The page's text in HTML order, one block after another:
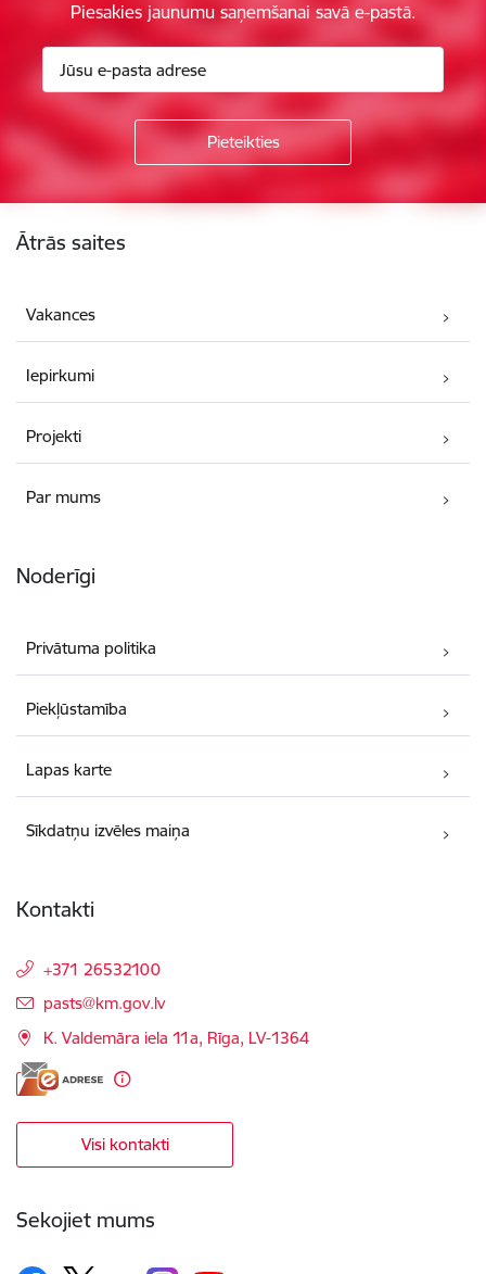
Piesakies jaunumu saņemšanai savā e-pastā.
Ātrās saites
Vakances
Iepirkumi
Projekti
Par mums
Noderīgi
Privātuma politika
Piekļūstamība
Lapas karte
Sīkdatņu izvēles maiņa
Kontakti
+371 26532100
E-pasts:
pasts@km.gov.lv
K. Valdemāra iela 11a, Rīga, LV-1364
Visi kontakti
Sekojiet mums